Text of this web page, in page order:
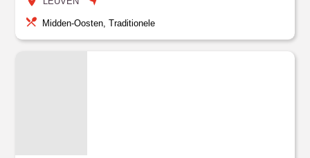
Midden-Oosten, Traditionele